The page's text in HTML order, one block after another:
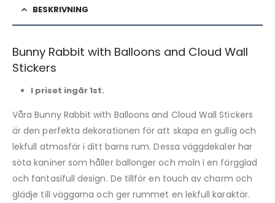
BESKRIVNING
Bunny Rabbit with Balloons and Cloud Wall
Stickers
I priset ingår 1st.
Våra Bunny Rabbit with Balloons and Cloud Wall Stickers
är den perfekta dekorationen för att skapa en gullig och
lekfull atmosfär i ditt barns rum. Dessa väggdekaler har
söta kaniner som håller ballonger och moln i en färgglad
och fantasifull design. De tillför en touch av charm och
glädje till väggarna och ger rummet en lekfull karaktär.